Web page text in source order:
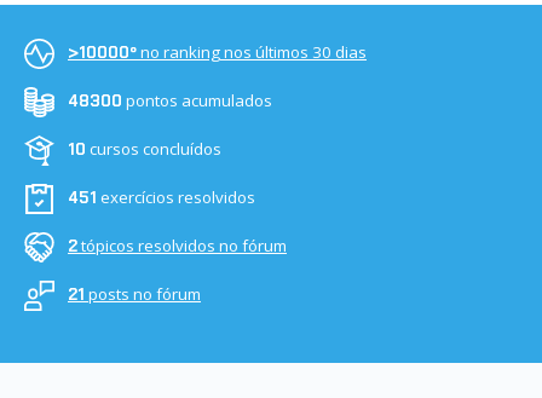
>10000ºno ranking nos últimos 30 dias
48300 pontos acumulados
10 cursos concluídos
451 exercícios resolvidos
2tópicos resolvidos no fórum
21 posts no fórum